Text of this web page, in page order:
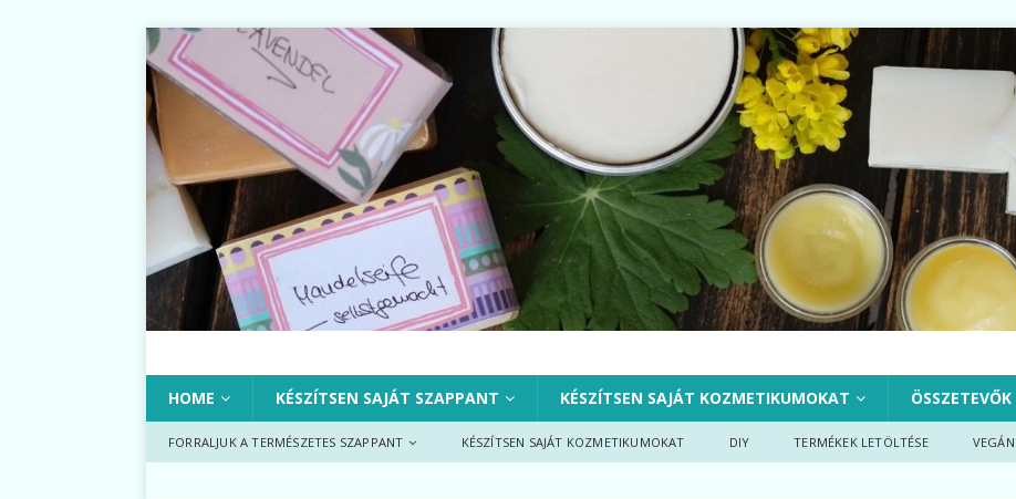
HOME KÉSZÍTSEN SAJÁT SZAPPANT KÉSZÍTSEN SAJÁT KOZMETIKUMOKAT ÖSSZETEVŐK
FORRALJUK A TERMÉSZETES SZAPPANT KÉSZÍTSEN SAJÁT KOZMETIKUMOKAT DIY TERMÉKEK LETÖLTÉSE